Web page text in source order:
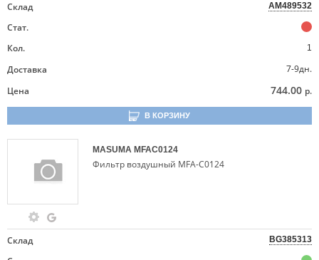
Склад AM489532
Стат.
Кол.
1
Доставка
7-9дн.
Цена
744.00 р.
В КОРЗИНУ
MASUMA MFAC0124
Фильтр воздушный MFA-C0124
Склад BG385313